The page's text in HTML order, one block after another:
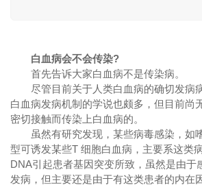
白血病会不会传染?
首先告诉大家白血病不是传染病。
尽管目前关于人类白血病的确切发病
白血病发病机制的学说也颇多，但目前尚
密切接触而传染上白血病的。
虽然有研究发现，某些病毒感染，如
型可诱发某些T 细胞白血病，主要系这类
DNA引起患者基因突变所致，虽然是由于
发病，但主要还是由于有这类患者的内在